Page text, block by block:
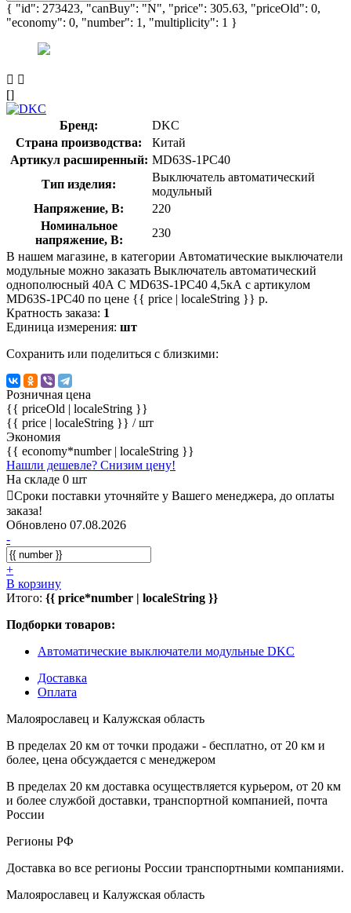
{ "id": 273423, "canBuy": "N", "price": 305.63, "priceOld": 0,
"economy": 0, "number": 1, "multiplicity": 1 }
[]
Бренд:
DKC
Страна производства:
Китай
Артикул расширенный: MD63S-1PC40
Тип изделия:
Выключатель автоматический
модульный
Напряжение, В:
220
Номинальное
напряжение, В:
230
В нашем магазине, в категории Автоматические выключатели
модульные можно заказать Выключатель автоматический
однополюсный 40А C MD63S-1PC40 4,5кА с артикулом
MD63S-1PC40 по цене {{ price | localeString }} р.
Кратность заказа: 1
Единица измерения: шт
Сохранить или поделиться с близкими:
Розничная цена
{{ priceOld | localeString }}
{{ price | localeString }} / шт
Экономия
{{ economy*number | localeString }}
Нашли дешевле? Снизим цену!
На складе 0 шт
Сроки поставки уточняйте у Вашего менеджера, до оплаты
заказа!
Обновлено 07.08.2026
-
+
В корзину
Итого: {{ price*number | localeString }}
Подборки товаров:
Автоматические выключатели модульные DKC
Доставка
Оплата
Малоярославец и Калужская область
В пределах 20 км от точки продажи - бесплатно, от 20 км и
более, цена обсуждается с менеджером
В пределах 20 км доставка осуществляется курьером, от 20 км
и более службой доставки, транспортной компанией, почта
России
Регионы РФ
Доставка во все регионы России транспортными компаниями.
Малоярославец и Калужская область